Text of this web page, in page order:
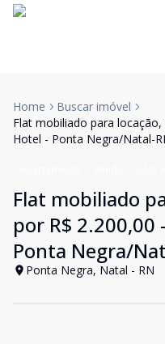
Home
Buscar imóvel
Flat mobiliado para
Hotel - Ponta Negra/Natal-
Flat mobiliado
por R$ 2.200,00
Ponta Negra/
Ponta Negra, Natal - RN